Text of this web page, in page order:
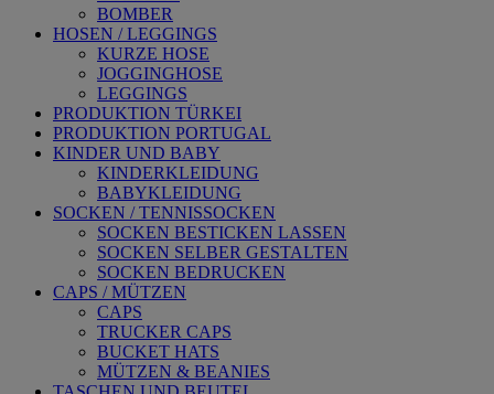
BOMBER
HOSEN / LEGGINGS
KURZE HOSE
JOGGINGHOSE
LEGGINGS
PRODUKTION TÜRKEI
PRODUKTION PORTUGAL
KINDER UND BABY
KINDERKLEIDUNG
BABYKLEIDUNG
SOCKEN / TENNISSOCKEN
SOCKEN BESTICKEN LASSEN
SOCKEN SELBER GESTALTEN
SOCKEN BEDRUCKEN
CAPS / MÜTZEN
CAPS
TRUCKER CAPS
BUCKET HATS
MÜTZEN & BEANIES